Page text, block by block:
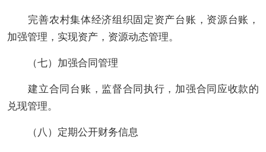
完善农村集体经济组织固定资产台账，资源台账，
加强管理，实现资产，资源动态管理。
（七）加强合同管理
建立合同台账，监督合同执行，加强合同应收款的
兑现管理。
（八）定期公开财务信息